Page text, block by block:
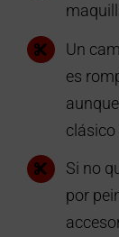
Un
es
clásico
Si no
por